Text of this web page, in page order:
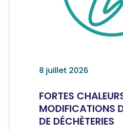
8 juillet 2026
FORTES
MODIFICATIONS
DE DÉCHÈTERIES